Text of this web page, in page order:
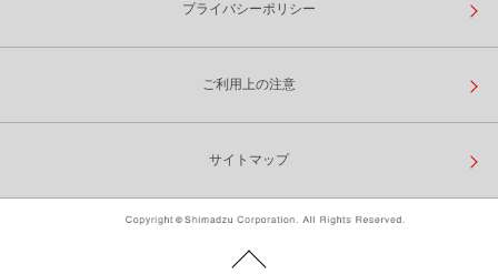
プライバシーポリシー
ご利用上の注意
サイトマップ